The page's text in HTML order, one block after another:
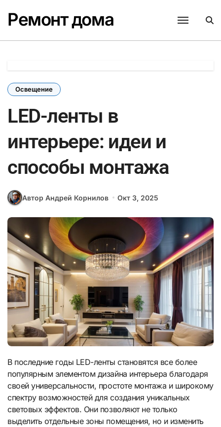
содержанию
Ремонт дома
Освещение
LED-ленты в
интерьере: идеи и
способы монтажа
Автор Андрей Корнилов Окт 3, 2025
В последние годы LED-ленты становятся все более
популярным элементом дизайна интерьера благодаря
своей универсальности, простоте монтажа и широкому
спектру возможностей для создания уникальных
световых эффектов. Они позволяют не только
выделить отдельные зоны помещения, но и изменить